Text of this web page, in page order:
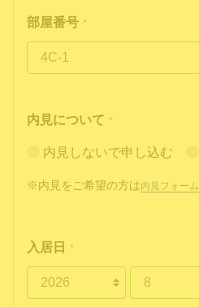
部屋番号 *
内見について *
内見しないで申し込む
※内見をご希望の方は 内見フォーム
入居日 *